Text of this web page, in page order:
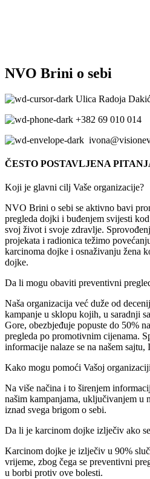
NVO Brini o sebi
Ulica Radoja
+382 69 010 014
ČESTO POSTAVLJENA
Koji je glavni cilj Vaše organizacije?
NVO Brini o sebi se aktivno bavi
pregleda dojki i buđenjem svijesti
svoj život i svoje zdravlje.
projekata i radionica težimo
karcinoma dojke i osnaživanju žena
dojke.
Da li mogu obaviti preventivni
Naša organizacija već duže od
kampanje u sklopu kojih, u saradnji
Gore, obezbjeđuje popuste do 50%
pregleda po promotivnim cijenama.
informacije nalaze se na našem
Kako mogu pomoći Vašoj
Na više načina i to širenjem
našim kampanjama, uključivanjem u
iznad svega brigom o sebi.
Da li je karcinom dojke izlječiv ako
Karcinom dojke je izlječiv u 90%
vrijeme, zbog čega se preventivni
u borbi protiv ove bolesti.